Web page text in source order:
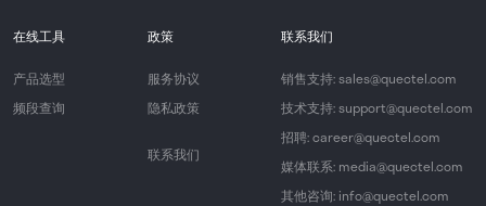
在线工具
产品选型
频段查询
政策
服务协议
隐私政策
联系我们
联系我们
销售支持: sales@quectel.com
技术支持: support@quectel.com
招聘: career@quectel.com
媒体联系: media@quectel.com
其他咨询: info@quectel.com